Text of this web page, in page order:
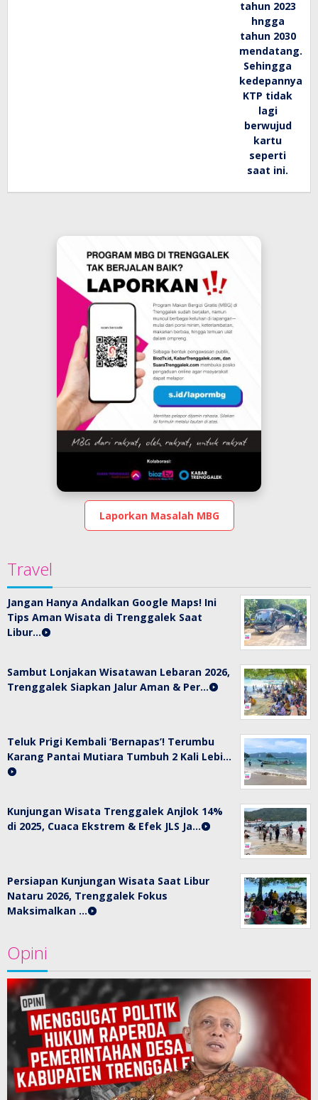
Laporkan Masalah MBG
Travel
Jangan Hanya Andalkan Google Maps! Ini
Tips Aman Wisata di Trenggalek Saat
Libur…
Sambut Lonjakan Wisatawan Lebaran 2026,
Trenggalek Siapkan Jalur Aman & Per…
Teluk Prigi Kembali ‘Bernapas’! Terumbu
Karang Pantai Mutiara Tumbuh 2 Kali Lebi…
Kunjungan Wisata Trenggalek Anjlok 14%
di 2025, Cuaca Ekstrem & Efek JLS Ja…
Persiapan Kunjungan Wisata Saat Libur
Nataru 2026, Trenggalek Fokus
Maksimalkan …
Opini